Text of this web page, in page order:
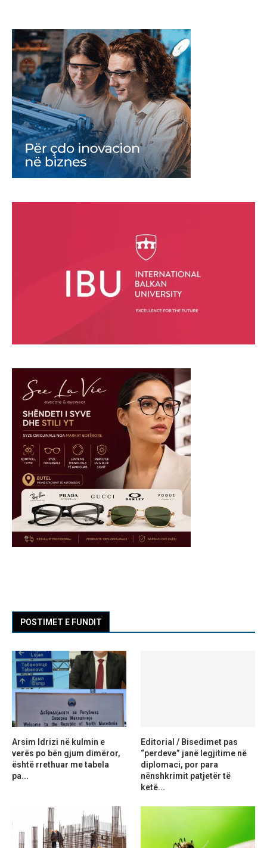
POSTIMET E FUNDIT
Arsim Idrizi në kulmin e
verës po bën gjum dimëror,
është rrethuar me tabela
pa...
Editorial / Bisedimet pas
“perdeve” janë legjitime në
diplomaci, por para
nënshkrimit patjetër të
ketë...